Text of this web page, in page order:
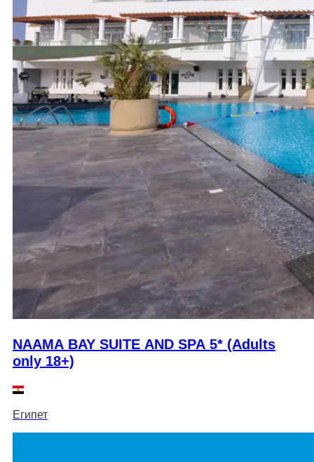
NAAMA BAY SUITE AND SPA 5* (Adults
only 18+)
Египет